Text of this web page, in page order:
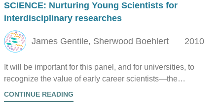
SCIENCE: Nurturing Young Scientists for
interdisciplinary researches
James Gentile, Sherwood Boehlert 2010
It will be important for this panel, and for universities, to
recognize the value of early career scientists—the
transformative discoveries they will make and the students
they will influence—as key to America's future.
CONTINUE READING